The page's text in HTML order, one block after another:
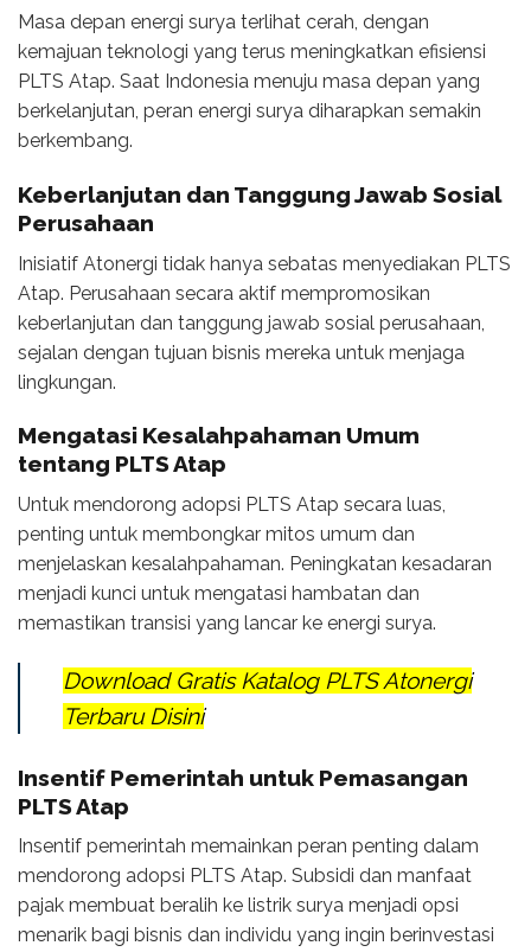
Masa depan energi surya terlihat cerah, dengan
kemajuan teknologi yang terus meningkatkan efisiensi
PLTS Atap. Saat Indonesia menuju masa depan yang
berkelanjutan, peran energi surya diharapkan semakin
berkembang.
Keberlanjutan dan Tanggung Jawab Sosial
Perusahaan
Inisiatif Atonergi tidak hanya sebatas menyediakan PLTS
Atap. Perusahaan secara aktif mempromosikan
keberlanjutan dan tanggung jawab sosial perusahaan,
sejalan dengan tujuan bisnis mereka untuk menjaga
lingkungan.
Mengatasi Kesalahpahaman Umum
tentang PLTS Atap
Untuk mendorong adopsi PLTS Atap secara luas,
penting untuk membongkar mitos umum dan
menjelaskan kesalahpahaman. Peningkatan kesadaran
menjadi kunci untuk mengatasi hambatan dan
memastikan transisi yang lancar ke energi surya.
Download Gratis Katalog PLTS Atonergi
Terbaru Disini
Insentif Pemerintah untuk Pemasangan
PLTS Atap
Insentif pemerintah memainkan peran penting dalam
mendorong adopsi PLTS Atap. Subsidi dan manfaat
pajak membuat beralih ke listrik surya menjadi opsi
menarik bagi bisnis dan individu yang ingin berinvestasi